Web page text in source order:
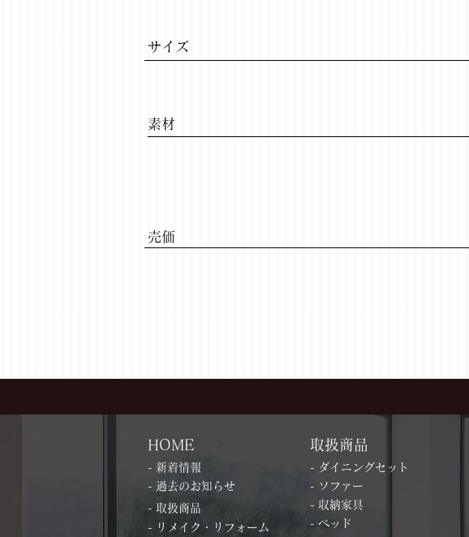
サイズ
​素材
​売価
HOME
- 新着情報
- 過去のお知らせ
- 取扱商品
- リメイク・リフォーム
取扱商品
- ダイニングセット
- ソファー
- 収納家具
- ベッド